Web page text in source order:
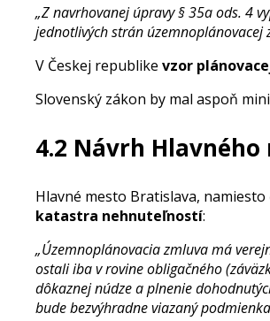
„Z navrhovanej úpravy § 35a ods. 4
jednotlivých strán
V Českej republike vzor
Slovenský zákon by mal aspoň
4.2 Návrh
Hlavné mesto Bratislava,
katastra nehnuteľností:
„Územnoplánovacia zmluva má
ostali iba v rovine obligačného
dôkaznej núdze a plnenie
bude bezvýhradne viazaný